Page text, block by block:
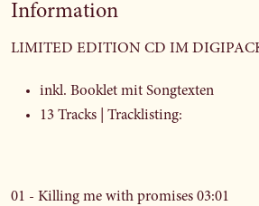
Information
LIMITED EDITION CD IM
inkl. Booklet mit Songtexten
13 Tracks | Tracklisting:
01 - Killing me with promises 03:01